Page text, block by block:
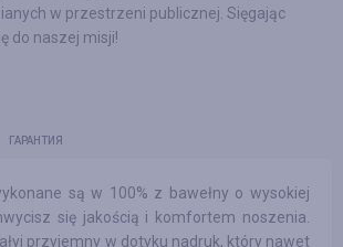
w przestrzeni publicznej. Sięgając
do naszej misji!
ГАРАНТИЯ
są w 100% z bawełny o wysokiej
się jakością i komfortem noszenia.
przyjemny w dotyku nadruk, który nawet